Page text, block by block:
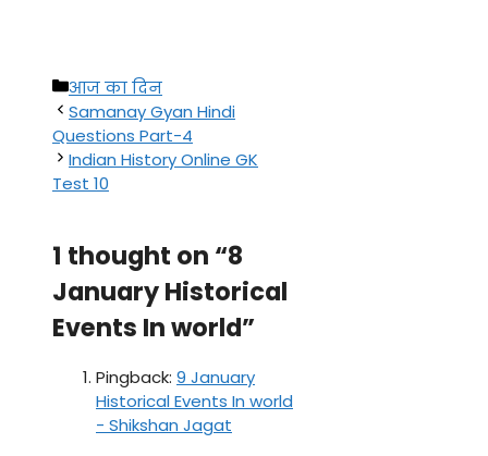
Categories
आज का दिन
Samanay Gyan Hindi
Questions Part-4
Indian History Online GK
Test 10
1 thought on “8
January Historical
Events In world”
Pingback: 9 January
Historical Events In world
- Shikshan Jagat